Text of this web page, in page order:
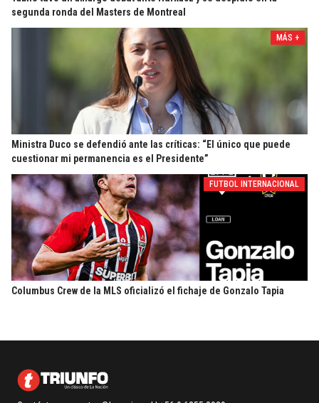
segunda ronda del Masters de Montreal
MÁS +
Ministra Duco se defendió ante las críticas: “El único que puede
cuestionar mi permanencia es el Presidente”
FUTBOL INTERNACIONAL
Columbus Crew de la MLS oficializó el fichaje de Gonzalo Tapia